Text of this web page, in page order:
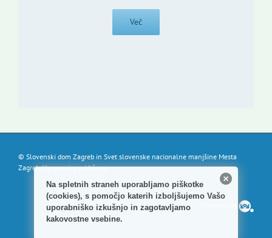
Več
© Slovenski dom Zagreb in Svet slovenske nacionalne manjšine Mesta
Zagreb. Vse pravice pridržane.
Na spletnih straneh uporabljamo piškotke
(cookies), s pomočjo katerih izboljšujemo Vašo
uporabniško izkušnjo in zagotavljamo
kakovostne vsebine.